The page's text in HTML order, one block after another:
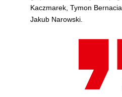
Kaczmarek, Tymon
Jakub Narowski.